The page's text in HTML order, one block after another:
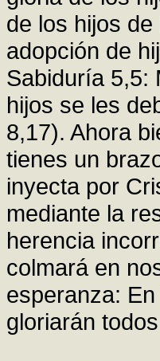
de los hijos
adopción de
Sabiduría 5,5:
hijos se les
8,17). Ahora
tienes un
inyecta por
mediante la
herencia
colmará en
esperanza:
gloriarán